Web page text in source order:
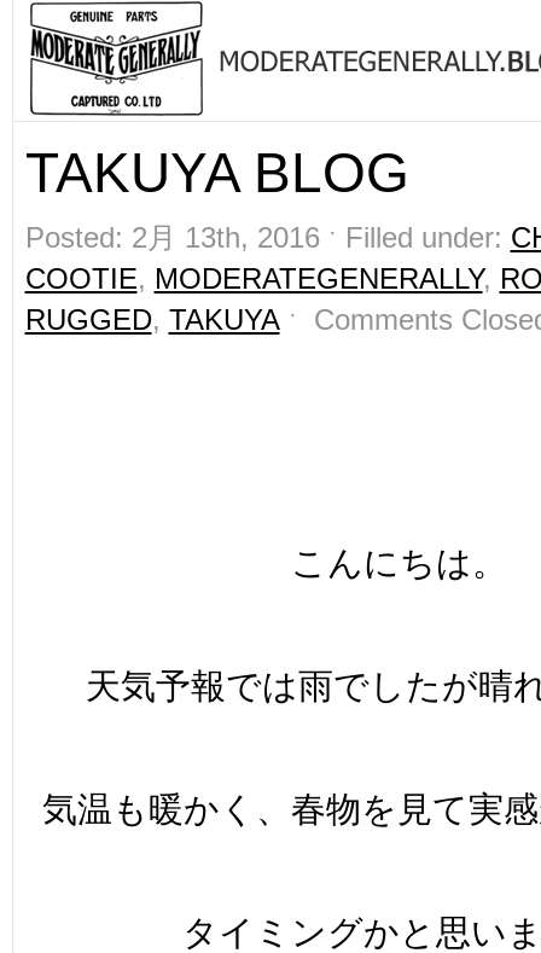
TAKUYA BLOG
Posted: 2月 13th, 2016 ˑ Filled under:
COOTIE, MODERATEGENERALLY,
RUGGED, TAKUYAˑ Comments
こんにちは。
天気予報では雨でしたが晴
気温も暖かく、春物を見て実
タイミングかと思い